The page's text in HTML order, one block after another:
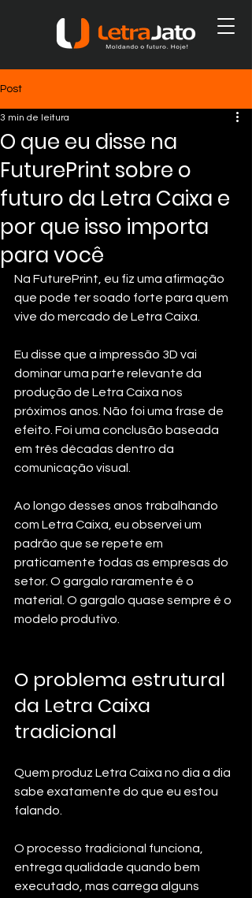
Post
O que eu disse na
FuturePrint sobre o
futuro da Letra Caixa e
por que isso importa
para você
3 min de leitura
Na FuturePrint, eu fiz uma afirmação
que pode ter soado forte para quem
vive do mercado de Letra Caixa.
Eu disse que a impressão 3D vai
dominar uma parte relevante da
produção de Letra Caixa nos
próximos anos. Não foi uma frase de
efeito. Foi uma conclusão baseada
em três décadas dentro da
comunicação visual.
Ao longo desses anos trabalhando
com Letra Caixa, eu observei um
padrão que se repete em
praticamente todas as empresas do
setor. O gargalo raramente é o
material. O gargalo quase sempre é o
modelo produtivo.
O problema estrutural
da Letra Caixa
tradicional
Quem produz Letra Caixa no dia a dia
sabe exatamente do que eu estou
falando.
O processo tradicional funciona,
entrega qualidade quando bem
executado, mas carrega alguns